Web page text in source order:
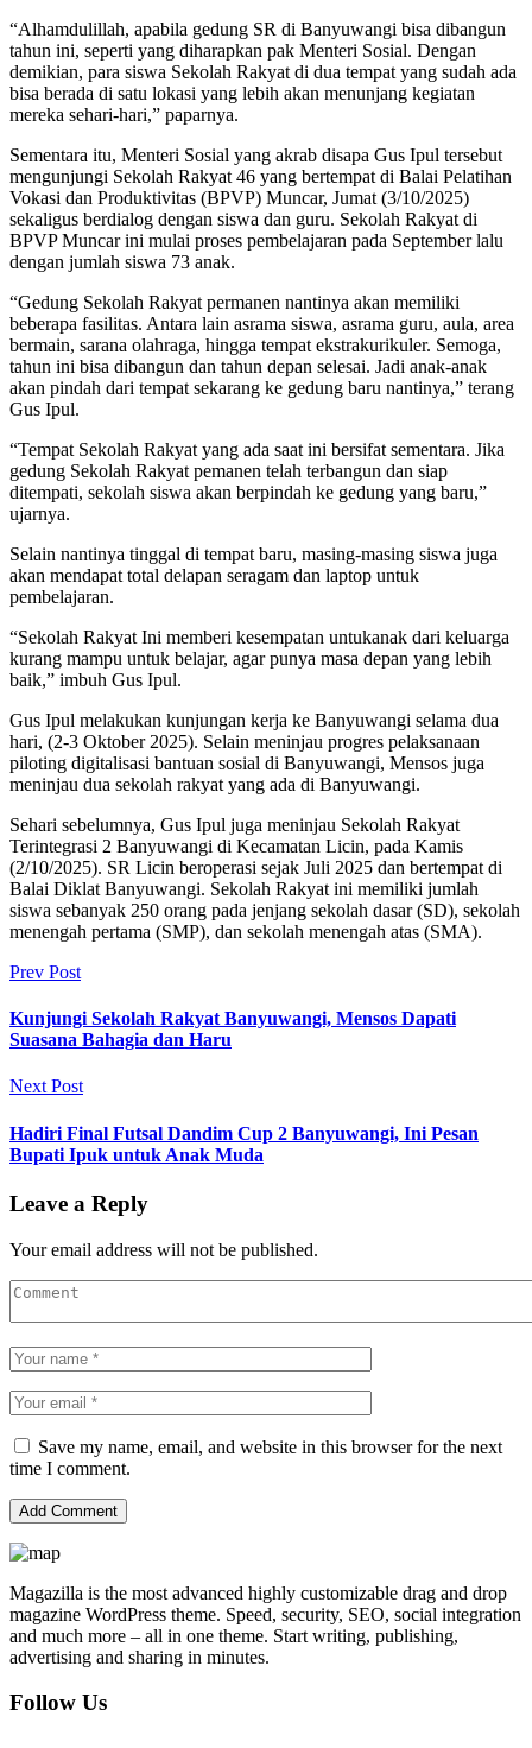
“Alhamdulillah, apabila gedung SR di Banyuwangi bisa dibangun
tahun ini, seperti yang diharapkan pak Menteri Sosial. Dengan
demikian, para siswa Sekolah Rakyat di dua tempat yang sudah ada
bisa berada di satu lokasi yang lebih akan menunjang kegiatan
mereka sehari-hari,” paparnya.
Sementara itu, Menteri Sosial yang akrab disapa Gus Ipul tersebut
mengunjungi Sekolah Rakyat 46 yang bertempat di Balai Pelatihan
Vokasi dan Produktivitas (BPVP) Muncar, Jumat (3/10/2025)
sekaligus berdialog dengan siswa dan guru. Sekolah Rakyat di
BPVP Muncar ini mulai proses pembelajaran pada September lalu
dengan jumlah siswa 73 anak.
“Gedung Sekolah Rakyat permanen nantinya akan memiliki
beberapa fasilitas. Antara lain asrama siswa, asrama guru, aula, area
bermain, sarana olahraga, hingga tempat ekstrakurikuler. Semoga,
tahun ini bisa dibangun dan tahun depan selesai. Jadi anak-anak
akan pindah dari tempat sekarang ke gedung baru nantinya,” terang
Gus Ipul.
“Tempat Sekolah Rakyat yang ada saat ini bersifat sementara. Jika
gedung Sekolah Rakyat pemanen telah terbangun dan siap
ditempati, sekolah siswa akan berpindah ke gedung yang baru,”
ujarnya.
Selain nantinya tinggal di tempat baru, masing-masing siswa juga
akan mendapat total delapan seragam dan laptop untuk
pembelajaran.
“Sekolah Rakyat Ini memberi kesempatan untukanak dari keluarga
kurang mampu untuk belajar, agar punya masa depan yang lebih
baik,” imbuh Gus Ipul.
Gus Ipul melakukan kunjungan kerja ke Banyuwangi selama dua
hari, (2-3 Oktober 2025). Selain meninjau progres pelaksanaan
piloting digitalisasi bantuan sosial di Banyuwangi, Mensos juga
meninjau dua sekolah rakyat yang ada di Banyuwangi.
Sehari sebelumnya, Gus Ipul juga meninjau Sekolah Rakyat
Terintegrasi 2 Banyuwangi di Kecamatan Licin, pada Kamis
(2/10/2025). SR Licin beroperasi sejak Juli 2025 dan bertempat di
Balai Diklat Banyuwangi. Sekolah Rakyat ini memiliki jumlah
siswa sebanyak 250 orang pada jenjang sekolah dasar (SD), sekolah
menengah pertama (SMP), dan sekolah menengah atas (SMA).
Prev Post
Kunjungi Sekolah Rakyat Banyuwangi, Mensos Dapati
Suasana Bahagia dan Haru
Next Post
Hadiri Final Futsal Dandim Cup 2 Banyuwangi, Ini Pesan
Bupati Ipuk untuk Anak Muda
Leave a Reply
Your email address will not be published.
Save my name, email, and website in this browser for the next
time I comment.
Magazilla is the most advanced highly customizable drag and drop
magazine WordPress theme. Speed, security, SEO, social integration
and much more – all in one theme. Start writing, publishing,
advertising and sharing in minutes.
Follow Us